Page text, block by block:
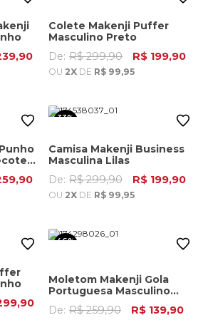
Colete Makenji Puffer
Masculino Preto
De: R$ 299,90 R$ 199,90
OU 2X DE R$ 99,95
33%
Camisa Makenji Business
Masculina Lilas
De: R$ 299,90 R$ 199,90
OU 2X DE R$ 99,95
46%
Moletom Makenji Gola
Portuguesa Masculino
Azul Marinho
De: R$ 259,90 R$ 139,90